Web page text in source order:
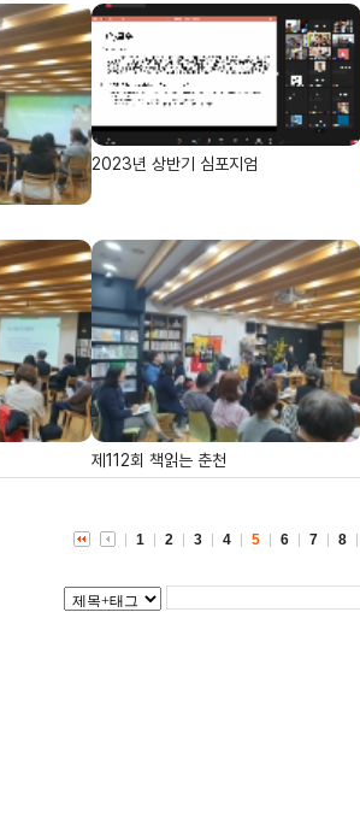
2023년 상반기 심포지엄
제112회 책읽는 춘천
1 2 3 4 5 6 7 8